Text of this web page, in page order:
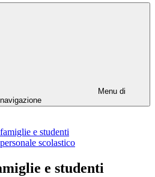
Menu di
navigazione
e studenti
scolastico
e studenti